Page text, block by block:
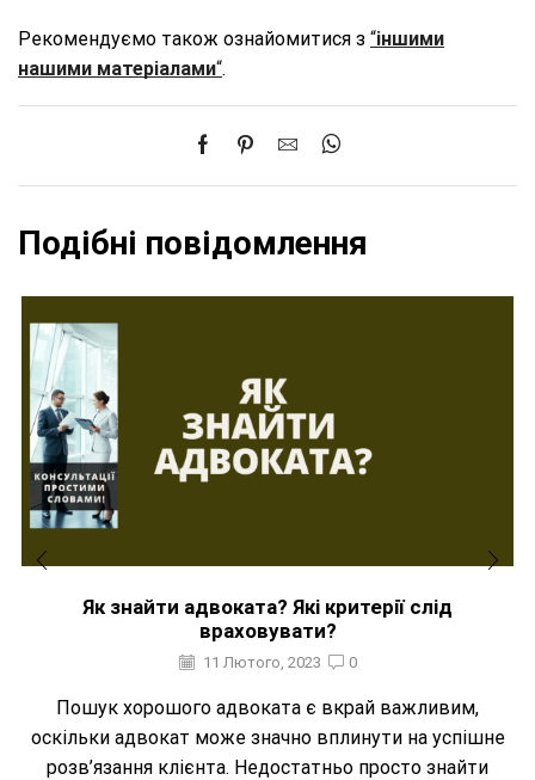
Рекомендуємо також ознайомитися з “іншими
нашими матеріалами“.
Подібні повідомлення
Як знайти адвоката? Які критерії слід
враховувати?
11 Лютого, 2023 0
Пошук хорошого адвоката є вкрай важливим,
оскільки адвокат може значно вплинути на успішне
розв’язання клієнта. Недостатньо просто знайти